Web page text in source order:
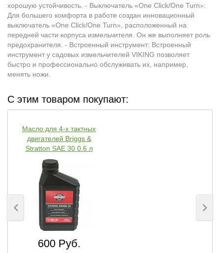
хорошую устойчивость. - Выключатель «One Click/One Turn»:
Для большего комфорта в работе создан инновационный
выключатель «One Click/One Turn», расположенный на
передней части корпуса измельчителя. Он же выполняет роль
предохранителя. - Встроенный инструмент: Встроенный
инструмент у садовых измельчителей VIKING позволяет
быстро и профессионально обслуживать их, например,
менять ножи.
С этим товаром покупают:
Масло для 4-х тактных
двигателей Briggs &
Stratton SAE 30 0.6 л
600 Руб.